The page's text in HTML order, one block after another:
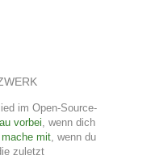
im Open-Source-
vorbei, wenn dich
mache mit, wenn du
zuletzt